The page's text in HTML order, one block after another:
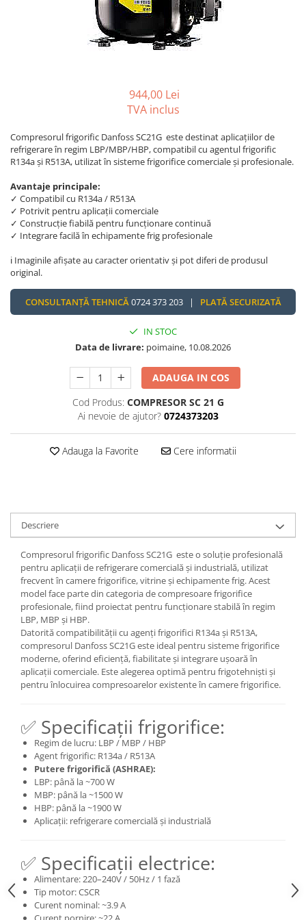
REZISTENTE DIGIVRARE
REZISTENTE SILICONICE
VENTILATOARE AXIALE
Compresoare Cubigel R134a
Compresoare Cubigel R404a
Compresoare Jiaxipera
VAPORIZATOARE LU-VE
944,00 Lei
TVA inclus
Compresorul frigorific Danfoss SC21G este destinat aplicațiilor de
refrigerare în regim LBP/MBP/HBP, compatibil cu agentul frigorific
R134a și R513A, utilizat în sisteme frigorifice comerciale și profesionale.
Avantaje principale:
✓ Compatibil cu R134a / R513A
✓ Potrivit pentru aplicații comerciale
✓ Construcție fiabilă pentru funcționare continuă
✓ Integrare facilă în echipamente frig profesionale
ℹ️ Imaginile afișate au caracter orientativ și pot diferi de produsul
original.
CONSULTANȚĂ TEHNICĂ 0724 373 203 | PLATĂ SECURIZATĂ
IN STOC
Data de livrare: poimaine, 10.08.2026
ADAUGA IN COS
Cod Produs: COMPRESOR SC 21 G
Ai nevoie de ajutor? 0724373203
Adauga la Favorite Cere informatii
Descriere
Compresorul frigorific Danfoss SC21G este o soluție profesională
pentru aplicații de refrigerare comercială și industrială, utilizat
frecvent în camere frigorifice, vitrine și echipamente frig. Acest
model face parte din categoria de compresoare frigorifice
profesionale, fiind proiectat pentru funcționare stabilă în regim
LBP, MBP și HBP.
Datorită compatibilității cu agenți frigorifici R134a și R513A,
compresorul Danfoss SC21G este ideal pentru sisteme frigorifice
moderne, oferind eficiență, fiabilitate și integrare ușoară în
aplicații comerciale. Este alegerea optimă pentru frigotehniști și
pentru înlocuirea compresoarelor existente în camere frigorifice.
✅ Specificații frigorifice:
Regim de lucru: LBP / MBP / HBP
Agent frigorific: R134a / R513A
Putere frigorifică (ASHRAE):
LBP: până la ~700 W
MBP: până la ~1500 W
HBP: până la ~1900 W
Aplicații: refrigerare comercială și industrială
✅ Specificații electrice:
Alimentare: 220–240V / 50Hz / 1 fază
Tip motor: CSCR
Curent nominal: ~3.9 A